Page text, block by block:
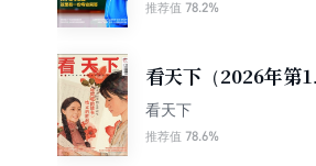
推荐值 78.2%
看天下（2026年第14
期）
看天下
推荐值 78.6%